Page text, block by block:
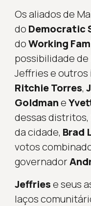
Os aliados de
do Democratic
doWorking
possibilidade
Jeffries e
Ritchie Torres,
Goldmane
dessas
da cidade, Brad
votos
governador
Jeffriese seus
laços